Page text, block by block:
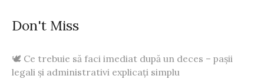
Don't Miss
🕊️ Ce trebuie să faci imediat după un deces – pașii
legali și administrativi explicați simplu